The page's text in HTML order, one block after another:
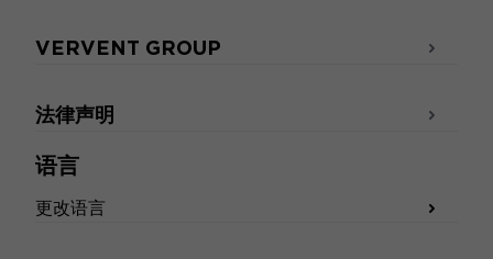
语言
更改语言
VERVENT GROUP
法律声明